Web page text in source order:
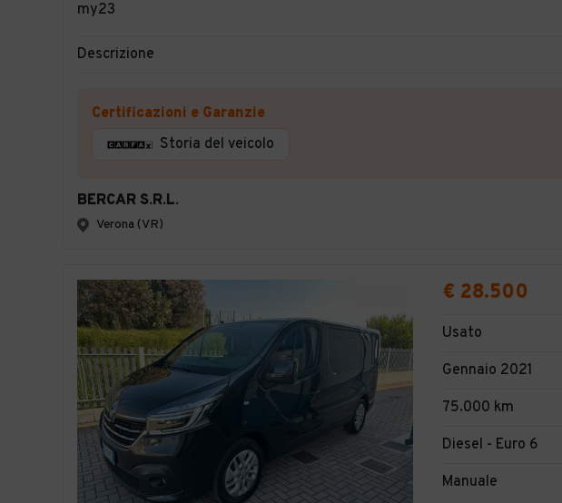
my23
Descrizione
Certificazioni e Garanzie
Storia del veicolo
BERCAR S.R.L.
Verona (VR)
€ 28.500
Usato
Gennaio 2021
75.000 km
Diesel - Euro 6
Manuale